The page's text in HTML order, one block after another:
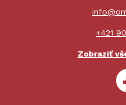
+421
Zobraziť